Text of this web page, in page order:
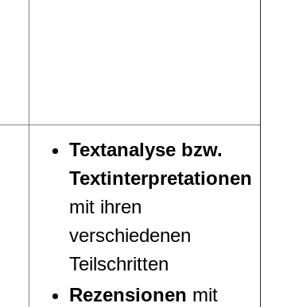
Textanalyse bzw.
Textinterpretationen
mit ihren
verschiedenen
Teilschritten
Rezensionen mit